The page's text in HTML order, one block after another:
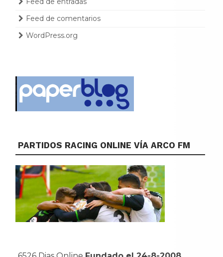
Feed de comentarios
WordPress.org
PARTIDOS RACING ONLINE VÍA ARCO FM